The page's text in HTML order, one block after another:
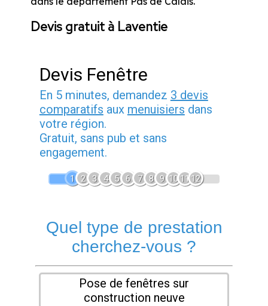
Devis gratuit à Laventie
Devis Fenêtre
En 5 minutes, demandez 3 devis
comparatifs aux menuisiers dans
votre région.
Gratuit, sans pub et sans
engagement.
1 2 3 4 5 6 7 8 9 1011 12
Quel type de prestation
cherchez-vous ?
Pose de fenêtres sur
construction neuve